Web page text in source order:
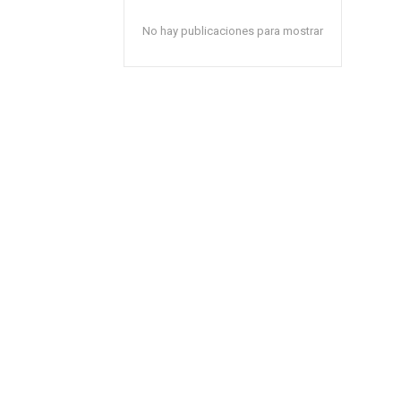
No hay publicaciones para mostrar